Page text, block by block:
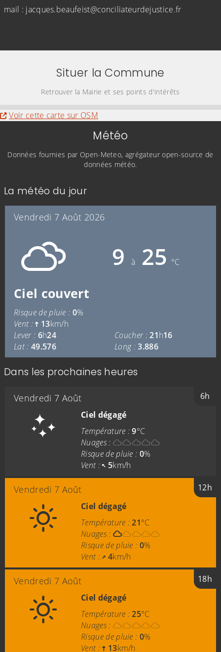
mail : jacques.beaufeist@conciliateurdejustice.fr
Situer la Commune
Retrouver la Mairie et ses points d'intérêts
Evitez la carte interactive ci-après et aller au
Voir cette carte sur OSM
Météo
Données fournies par Open-Meteo, agrégateur open-source de
données météo.
La météo du jour
Vendredi 7 Août 2026
9 à 25 °C
Ciel couvert
Risque de pluie : 0%
Vent : 13km/h
Lever : 6h24 Coucher :21h16
Lat : 49.576 Long :3.886
Dans les prochaines heures
Vendredi 7 Août
6h
Ciel dégagé
Température :9°C
Nuages :
Risque de pluie : 0%
Vent : 5km/h
Vendredi 7 Août
12h
Ciel dégagé
Température :21°C
Nuages :
Risque de pluie : 0%
Vent : 4km/h
Vendredi 7 Août
18h
Ciel dégagé
Température :25°C
Nuages :
Risque de pluie : 0%
Vent : 13km/h